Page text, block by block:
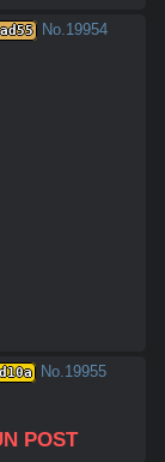
No.19954
No. 19955
POST